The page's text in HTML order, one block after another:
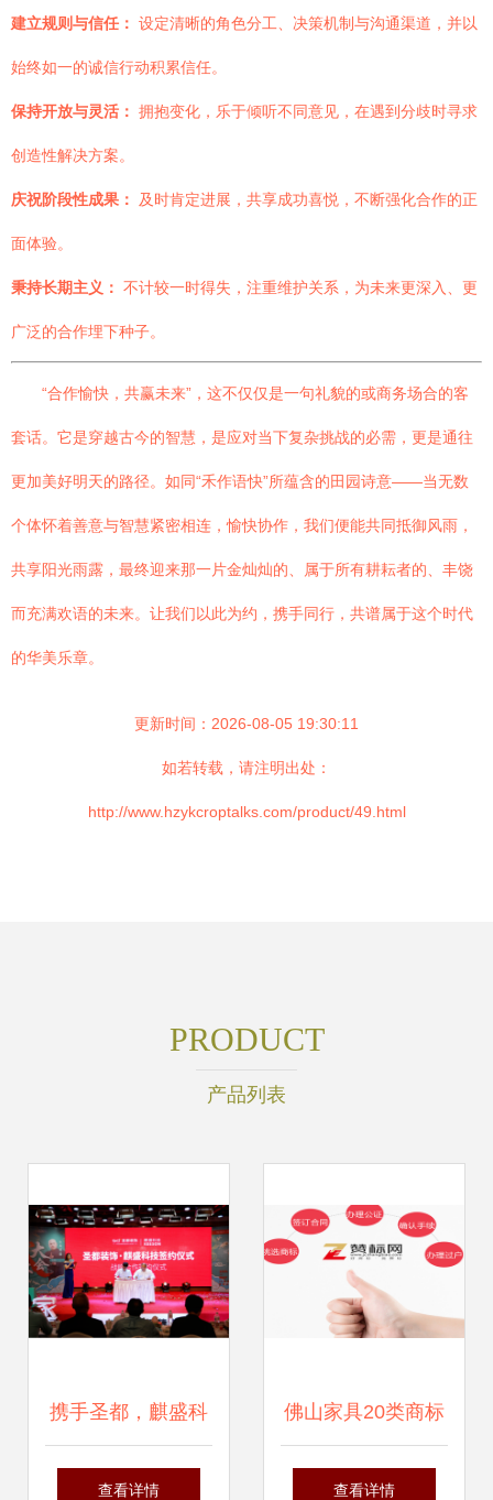
建立规则与信任： 设定清晰的角色分工、决策机制与沟通渠道，并以
始终如一的诚信行动积累信任。
保持开放与灵活： 拥抱变化，乐于倾听不同意见，在遇到分歧时寻求
创造性解决方案。
庆祝阶段性成果： 及时肯定进展，共享成功喜悦，不断强化合作的正
面体验。
秉持长期主义： 不计较一时得失，注重维护关系，为未来更深入、更
广泛的合作埋下种子。
“合作愉快，共赢未来”，这不仅仅是一句礼貌的或商务场合的客
套话。它是穿越古今的智慧，是应对当下复杂挑战的必需，更是通往
更加美好明天的路径。如同“禾作语快”所蕴含的田园诗意——当无数
个体怀着善意与智慧紧密相连，愉快协作，我们便能共同抵御风雨，
共享阳光雨露，最终迎来那一片金灿灿的、属于所有耕耘者的、丰饶
而充满欢语的未来。让我们以此为约，携手同行，共谱属于这个时代
的华美乐章。
更新时间：2026-08-05 19:30:11
如若转载，请注明出处：
http://www.hzykcroptalks.com/product/49.html
PRODUCT
产品列表
携手圣都，麒盛科
技发起科技助眠新
查看详情
佛山家具20类商标
转让 快速找到“禾
查看详情